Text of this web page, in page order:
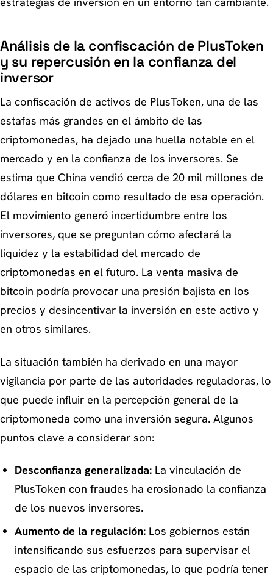
Análisis de la confiscación de PlusToken
y su repercusión en la confianza del
inversor
La confiscación de activos de PlusToken, una de las
estafas más grandes en el ámbito de las
criptomonedas, ha dejado una huella notable en el
mercado y en la confianza de los inversores. Se
estima que China vendió cerca de 20 mil millones de
dólares en bitcoin como resultado de esa operación.
El movimiento generó incertidumbre entre los
inversores, que se preguntan cómo afectará la
liquidez y la estabilidad del mercado de
criptomonedas en el futuro. La venta masiva de
bitcoin podría provocar una presión bajista en los
precios y desincentivar la inversión en este activo y
en otros similares.
La situación también ha derivado en una mayor
vigilancia por parte de las autoridades reguladoras, lo
que puede influir en la percepción general de la
criptomoneda como una inversión segura. Algunos
puntos clave a considerar son:
Desconfianza generalizada:La vinculación de
PlusToken con fraudes ha erosionado la confianza
de los nuevos inversores.
Aumento de la regulación:Los gobiernos están
intensificando sus esfuerzos para supervisar el
espacio de las criptomonedas, lo que podría tener